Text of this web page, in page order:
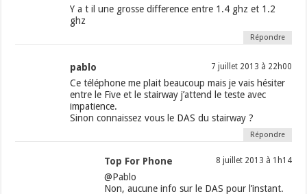
Y a t il une grosse difference entre 1.4 ghz et 1.2
ghz
Répondre
pablo 7 juillet 2013 à 22h00
Ce téléphone me plait beaucoup mais je vais hésiter
entre le Five et le stairway j’attend le teste avec
impatience.
Sinon connaissez vous le DAS du stairway ?
Répondre
Top For Phone 8 juillet 2013 à 1h14
@Pablo
Non, aucune info sur le DAS pour l’instant.